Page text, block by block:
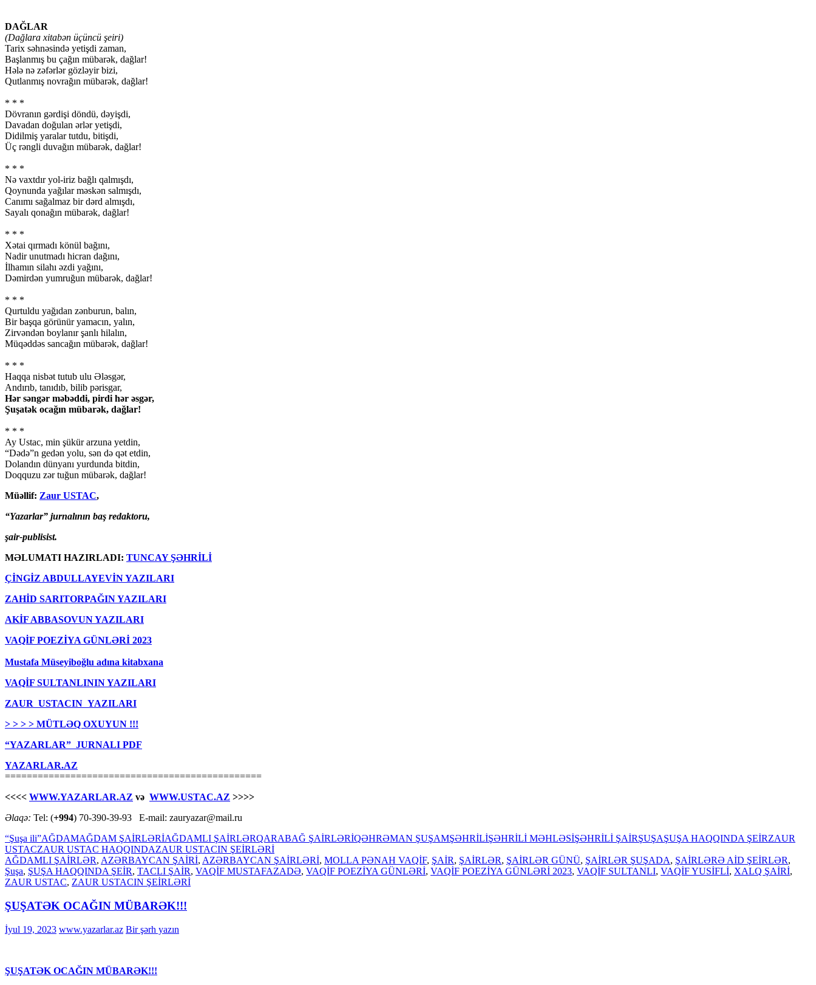
DAĞLAR
(Dağlara xitabən üçüncü şeiri)
Tarix səhnəsində yetişdi zaman,
Başlanmış bu çağın mübarək, dağlar!
Hələ nə zəfərlər gözləyir bizi,
Qutlanmış novrağın mübarək, dağlar!
* * *
Dövranın gərdişi döndü, dəyişdi,
Davadan doğulan ərlər yetişdi,
Didilmiş yaralar tutdu, bitişdi,
Üç rəngli duvağın mübarək, dağlar!
* * *
Nə vaxtdır yol-iriz bağlı qalmışdı,
Qoynunda yağılar məskən salmışdı,
Canımı sağalmaz bir dərd almışdı,
Sayalı qonağın mübarək, dağlar!
* * *
Xətai qırmadı könül bağını,
Nadir unutmadı hicran dağını,
İlhamın silahı əzdi yağını,
Dəmirdən yumruğun mübarək, dağlar!
* * *
Qurtuldu yağıdan zənburun, balın,
Bir başqa görünür yamacın, yalın,
Zirvəndən boylanır şanlı hilalın,
Müqəddəs sancağın mübarək, dağlar!
* * *
Haqqa nisbət tutub ulu Ələsgər,
Andırıb, tanıdıb, bilib pərisgar,
Hər səngər məbəddi, pirdi hər əsgər,
Şuşatək ocağın mübarək, dağlar!
* * *
Ay Ustac, min şükür arzuna yetdin,
“Dədə”n gedən yolu, sən də qət etdin,
Dolandın dünyanı yurdunda bitdin,
Doqquzu zər tuğun mübarək, dağlar!
Müəllif: Zaur USTAC,
“Yazarlar” jurnalının baş redaktoru,
şair-publisist.
MƏLUMATI HAZIRLADI: TUNCAY ŞƏHRİLİ
ÇİNGİZ ABDULLAYEVİN YAZILARI
ZAHİD SARITORPAĞIN YAZILARI
AKİF ABBASOVUN YAZILARI
VAQİF POEZİYA GÜNLƏRİ 2023
Mustafa Müseyiboğlu adına kitabxana
VAQİF SULTANLININ YAZILARI
ZAUR USTACIN YAZILARI
> > > > MÜTLƏQ OXUYUN !!!
“YAZARLAR” JURNALI PDF
YAZARLAR.AZ
===============================================
<<<< WWW.YAZARLAR.AZ və WWW.USTAC.AZ >>>>
Əlaqə: Tel: (+994) 70-390-39-93 E-mail: zauryazar@mail.ru
“Şuşa ili”AĞDAMAĞDAM ŞAİRLƏRİAĞDAMLI ŞAİRLƏRQARABAĞ ŞAİRLƏRİQƏHRƏMAN ŞUŞAMŞƏHRİLİŞƏHRİLİ MƏHLƏSİŞƏHRİLİ ŞAİRŞUŞAŞUŞA HAQQINDA ŞEİRZAUR
USTACZAUR USTAC HAQQINDAZAUR USTACIN ŞEİRLƏRİ
AĞDAMLI ŞAİRLƏR, AZƏRBAYCAN ŞAİRİ, AZƏRBAYCAN ŞAİRLƏRİ, MOLLA PƏNAH VAQİF, ŞAİR, ŞAİRLƏR, ŞAİRLƏR GÜNÜ, ŞAİRLƏR ŞUŞADA, ŞAİRLƏRƏ AİD ŞEİRLƏR,
Şuşa, ŞUŞA HAQQINDA ŞEİR, TACLI ŞAİR, VAQİF MUSTAFAZADƏ, VAQİF POEZİYA GÜNLƏRİ, VAQİF POEZİYA GÜNLƏRİ 2023, VAQİF SULTANLI, VAQİF YUSİFLİ, XALQ ŞAİRİ,
ZAUR USTAC, ZAUR USTACIN ŞEİRLƏRİ
ŞUŞATƏK OCAĞIN MÜBARƏK!!!
İyul 19, 2023 www.yazarlar.az Bir şərh yazın
ŞUŞATƏK OCAĞIN MÜBARƏK!!!